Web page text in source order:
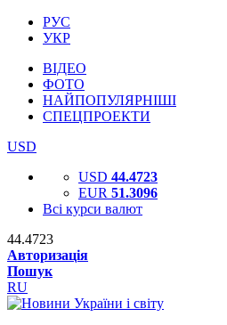
РУС
УКР
ВІДЕО
ФОТО
НАЙПОПУЛЯРНІШІ
СПЕЦПРОЕКТИ
USD
USD 44.4723
EUR 51.3096
Всі курси валют
44.4723
Авторизація
Пошук
RU